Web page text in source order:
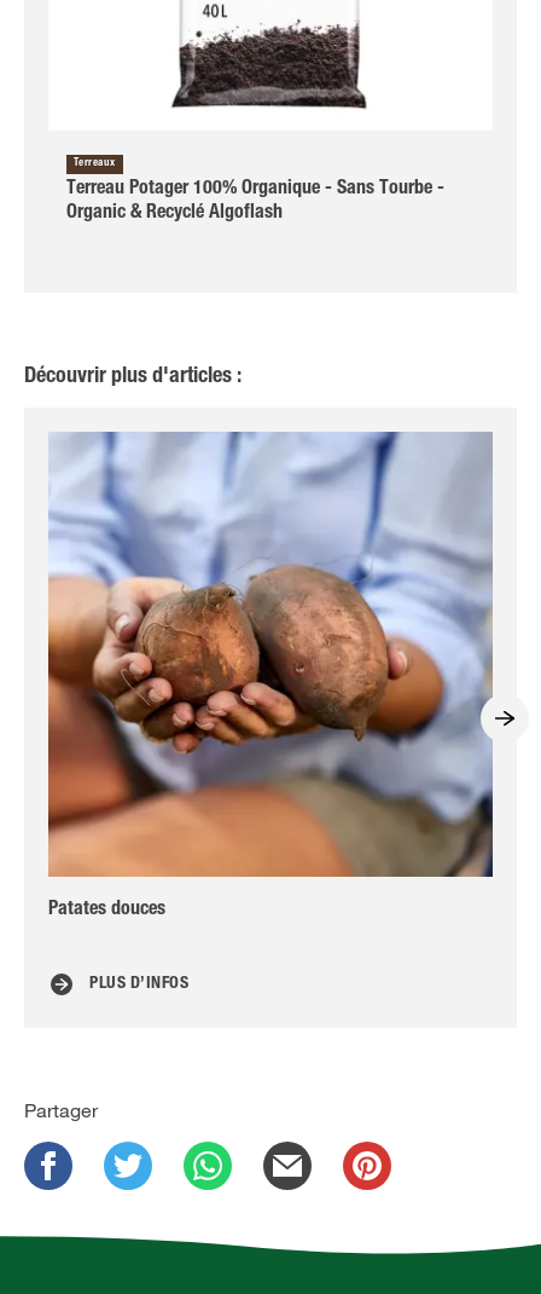
Terreaux
Terreau Potager 100% Organique - Sans Tourbe -
Organic & Recyclé Algoflash
Découvrir plus d'articles :
Patates douces
PLUS D’INFOS
Partager